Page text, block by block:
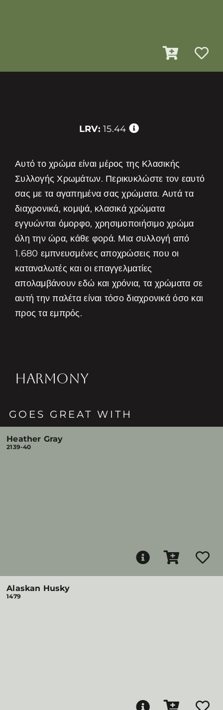
LRV: 15.44
Αυτό το χρώμα είναι μέρος της Κλασικής
Συλλογής Χρωμάτων. Περικυκλώστε τον εαυτό
σας με τα αγαπημένα σας χρώματα. Αυτά τα
διαχρονικά, κομψά, κλασικά χρώματα
εγγυώνται όμορφο, χρησιμοποιήσιμο χρώμα
όλη την ώρα, κάθε φορά. Μια συλλογή από
1.680 εμπνευσμένες αποχρώσεις που οι
καταναλωτές και οι επαγγελματίες
απολαμβάνουν εδώ και χρόνια, τα χρώματα σε
αυτή την παλέτα είναι τόσο διαχρονικά όσο και
προς τα εμπρός.
HARMONY
GOES GREAT WITH
Heather Gray
2139-40
Alaskan Husky
1479